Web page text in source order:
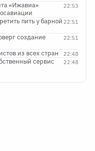
22:53
«Ижавиа»
22:51
пить у барной
22:51
создание
22:48
из всех стран
22:48
сервис